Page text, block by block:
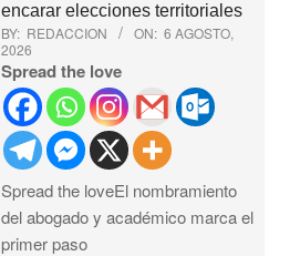
encarar elecciones territoriales
BY: REDACCION ON: 6 AGOSTO,
2026
Spread the love
Spread the loveEl nombramiento
del abogado y académico marca el
primer paso